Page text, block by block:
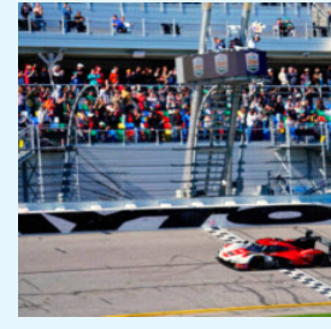
заявки
на
победу
24
часах
Ле-
Мана